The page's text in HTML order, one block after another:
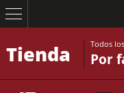
Tienda Todos
Por